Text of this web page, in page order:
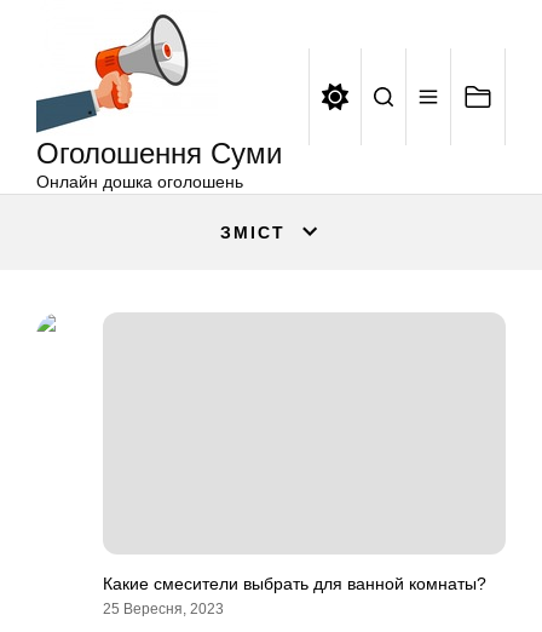
Оголошення Суми
Онлайн дошка оголошень
ЗМІСТ
Какие смесители выбрать для ванной комнаты?
25 Вересня, 2023